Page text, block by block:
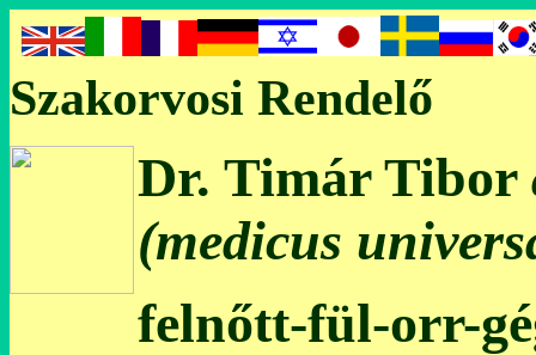
Szakorvosi Rendelő
Dr. Timár Tibor
(medicus
felnőtt-fül-orr-